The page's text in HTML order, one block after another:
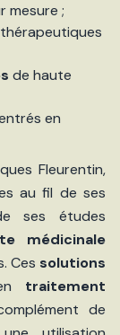
mesure ;
de haute
en
Fleurentin,
au fil de ses
ses études
médicinale
Ces solutions
traitement
de